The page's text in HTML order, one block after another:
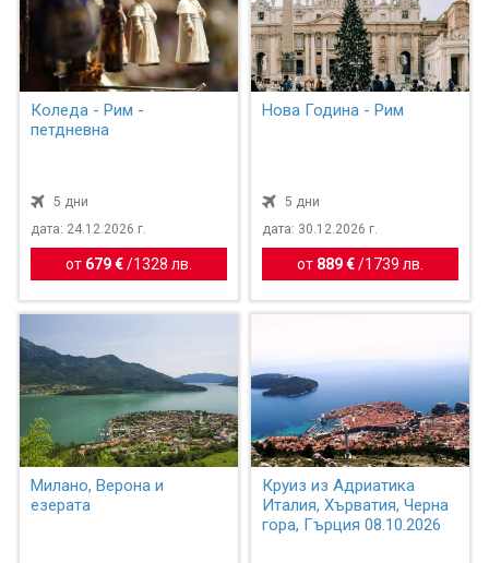
Коледа - Рим -
петдневна
5 дни
дата: 24.12.2026 г.
от 679 € / 1328 лв.
Нова Година - Рим
5 дни
дата: 30.12.2026 г.
от 889 €/ 1739 лв.
Милано, Верона и
езерата
Круиз из Адриатика
Италия, Хърватия, Черна
гора, Гърция 08.10.2026